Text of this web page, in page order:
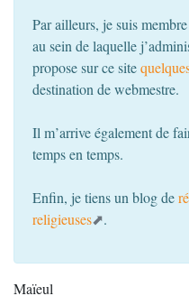
Par ailleurs, je suis
au sein de laquelle
propose sur ce site
destination de webmestre.
Il m’arrive également de
temps en temps.
Enfin, je tiens un blog de
religieuses
.
Maïeul